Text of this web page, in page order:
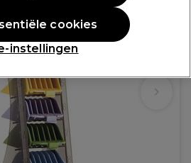
instellingen
cookies